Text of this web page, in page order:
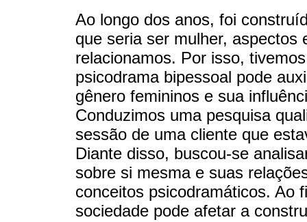
Ao longo dos anos, foi
que seria ser mulher, aspectos
relacionamos. Por isso,
psicodrama bipessoal pode
gênero femininos e sua
Conduzimos uma pesquisa
sessão de uma cliente que
Diante disso, buscou-se
sobre si mesma e suas
conceitos psicodramáticos. Ao
sociedade pode afetar a